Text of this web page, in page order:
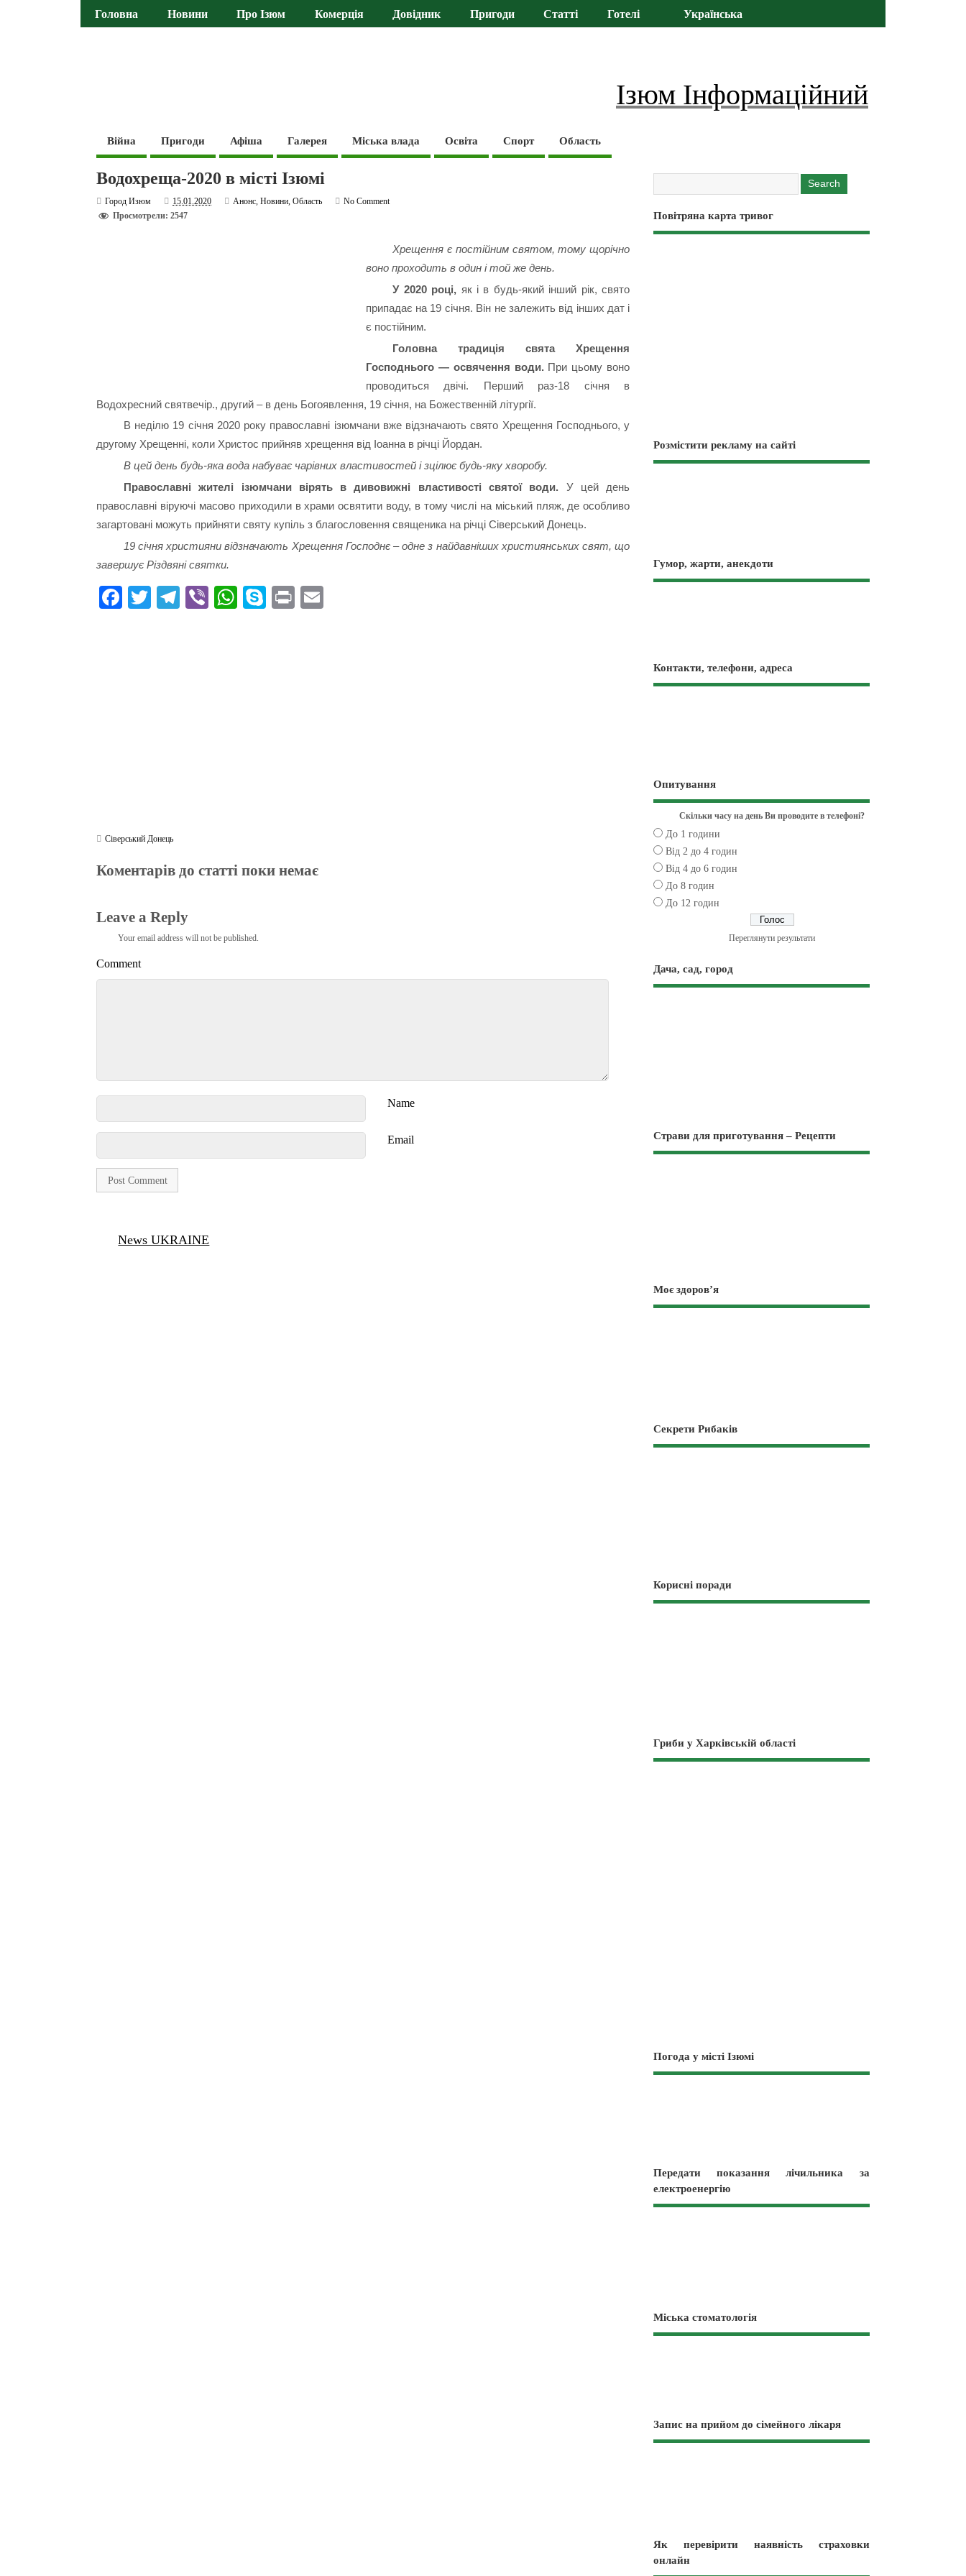
Головна Новини Про Ізюм Комерція Довідник Пригоди Статті Готелі Українська
Ізюм Інформаційний
Війна Пригоди Афіша Галерея Міська влада Освіта Спорт Область
Водохреща-2020 в місті Ізюмі
Город Изюм 15.01.2020 Анонс,Новини,Область
No Comment
Просмотрели: 2547
Хрещення є постійним святом, тому щорічно
воно проходить в один і той же день.
У 2020 році, як і в будь-який інший рік, свято
припадає на 19 січня. Він не залежить від інших дат і
є постійним.
Головна традиція свята Хрещення
Господнього — освячення води.При цьому воно
проводиться двічі. Перший раз-18 січня в
Водохресний святвечір., другий – в день Богоявлення, 19 січня, на Божественній літургії.
В неділю 19 січня 2020 року православні ізюмчани вже відзначають свято Хрещення Господнього, у
другому Хрещенні, коли Христос прийняв хрещення від Іоанна в річці Йордан.
В цей день будь-яка вода набуває чарівних властивостей і зцілює будь-яку хворобу.
Православні жителі ізюмчани вірять в дивовижні властивості святої води. У цей день
православні віруючі масово приходили в храми освятити воду, в тому числі на міський пляж, де особливо
загартовані можуть прийняти святу купіль з благословення священика на річці Сіверський Донець.
19 січня християни відзначають Хрещення Господнє – одне з найдавніших християнських свят, що
завершує Різдвяні святки.
Fa T
Te Vi
W
S
Pr
Сіверський Донець
Коментарів до статті поки немає
Leave a Reply
Your email address will not be published.
Comment
Name
Email
News UKRAINE
Повітряна карта тривог
Розмістити рекламу на сайті
Гумор, жарти, анекдоти
Контакти, телефони, адреса
Опитування
Скільки часу на день Ви проводите в телефоні?
До 1 години
Від 2 до 4 годин
Від 4 до 6 годин
До 8 годин
До 12 годин
Переглянути результати
Дача, сад, город
Страви для приготування – Рецепти
Моє здоров’я
Секрети Рибаків
Корисні поради
Гриби у Харківській області
Погода у місті Ізюмі
Передати показання лічильника за
електроенергію
Міська стоматологія
Запис на прийом до сімейного лікаря
Як перевірити наявність страховки
онлайн